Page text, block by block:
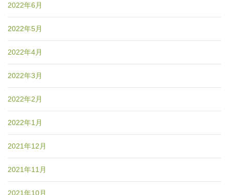
2022年6月
2022年5月
2022年4月
2022年3月
2022年2月
2022年1月
2021年12月
2021年11月
2021年10月